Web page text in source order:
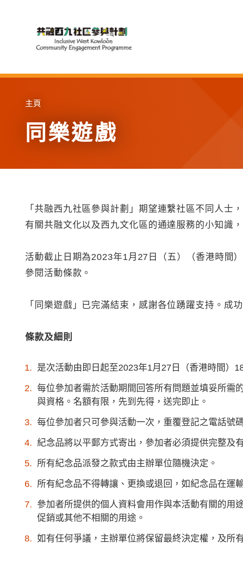
主頁
同樂遊戲
「共融西九社區參與計劃」期望連繫社區不同人
有關共融文化以及西九文化區的通達服務的小知識
活動截止日期為2023年1月27日（五）（香港時間
參閱活動條款。
「同樂遊戲」已完滿結束，感謝各位踴躍支持。成
條款及細則
是次活動由即日起至2023年1月27日（香港時間）
每位參加者需於活動期間回答所有問題並填妥所需
與資格。名額有限，先到先得，送完即止。
每位參加者只可參與活動一次，重覆登記之電話號
紀念品將以平郵方式寄出，參加者必須提供完整及
所有紀念品派發之款式由主辦單位隨機決定。
所有紀念品不得轉讓、更換或退回，如紀念品在運
參加者所提供的個人資料會用作與本活動有關的用
促銷或其他不相關的用途。
如有任何爭議，主辦單位將保留最終決定權，及所